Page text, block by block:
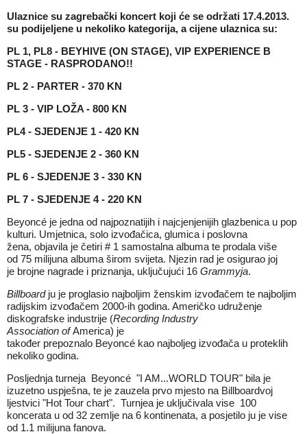
Ulaznice su zagrebački koncert koji će se održati 17.4.2013.
su podijeljene u nekoliko kategorija, a cijene ulaznica su:
PL 1, PL8 - BEYHIVE (ON STAGE), VIP EXPERIENCE B
STAGE - RASPRODANO!!
PL 2 - PARTER - 370 KN
PL 3 - VIP LOŽA - 800 KN
PL4 - SJEDENJE 1 - 420 KN
PL5 - SJEDENJE 2 - 360 KN
PL 6 - SJEDENJE 3 - 330 KN
PL 7 - SJEDENJE 4 - 220 KN
Beyoncé je jedna od najpoznatijih i najcjenjenijih glazbenica u pop
kulturi. Umjetnica, solo izvođačica, glumica i poslovna
žena, objavila je četiri # 1 samostalna albuma te prodala više
od 75 milijuna albuma širom svijeta. Njezin rad je osigurao joj
je brojne nagrade i priznanja, uključujući 16 Grammyja.
Billboardju je proglasio najboljim ženskim izvođačem te najboljim
radijskim izvođačem 2000-ih godina. Američko udruženje
diskografske industrije (Recording Industry
Association ofAmerica) je
također prepoznalo Beyoncé kao najboljeg izvođača u proteklih
nekoliko godina.
Posljednja turneja Beyoncé "I AM...WORLD TOUR" bila je
izuzetno uspješna, te je zauzela prvo mjesto na Billboardvoj
ljestvici "Hot Tour chart". Turnjea je uključivala vise 100
koncerata u od 32 zemlje na 6 kontinenata, a posjetilo ju je vise
od 1.1 milijuna fanova.